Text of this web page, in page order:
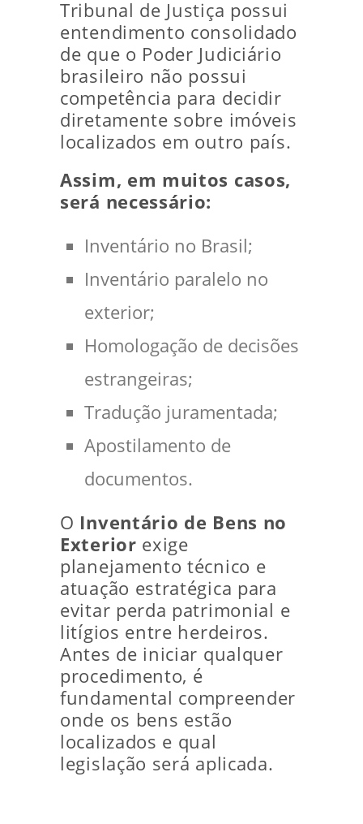
Tribunal de Justiça possui
entendimento consolidado
de que o Poder Judiciário
brasileiro não possui
competência para decidir
diretamente sobre imóveis
localizados em outro país.
Assim, em muitos casos,
será necessário:
Inventário no Brasil;
Inventário paralelo no
exterior;
Homologação de decisões
estrangeiras;
Tradução juramentada;
Apostilamento de
documentos.
O Inventário de Bens no
Exterior exige
planejamento técnico e
atuação estratégica para
evitar perda patrimonial e
litígios entre herdeiros.
Antes de iniciar qualquer
procedimento, é
fundamental compreender
onde os bens estão
localizados e qual
legislação será aplicada.